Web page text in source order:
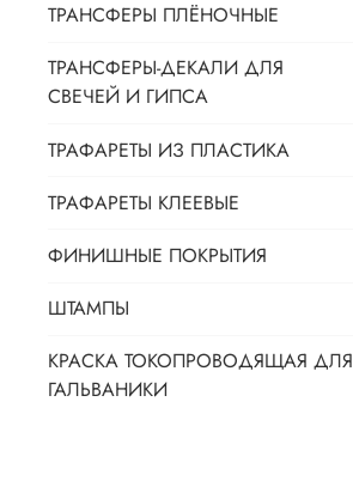
ТРАНСФЕРЫ ПЛЁНОЧНЫЕ
ТРАНСФЕРЫ-ДЕКАЛИ ДЛЯ
СВЕЧЕЙ И ГИПСА
ТРАФАРЕТЫ ИЗ ПЛАСТИКА
ТРАФАРЕТЫ КЛЕЕВЫЕ
ФИНИШНЫЕ ПОКРЫТИЯ
ШТАМПЫ
КРАСКА ТОКОПРОВОДЯЩАЯ ДЛЯ
ГАЛЬВАНИКИ